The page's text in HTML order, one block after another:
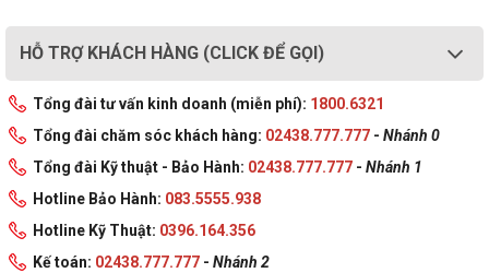
HỖ TRỢ KHÁCH HÀNG (CLICK ĐỂ GỌI)
Tổng đài tư vấn kinh doanh (miễn phí): 1800.6321
Tổng đài chăm sóc khách hàng: 02438.777.777 - Nhánh 0
Tổng đài Kỹ thuật - Bảo Hành: 02438.777.777 - Nhánh 1
Hotline Bảo Hành: 083.5555.938
Hotline Kỹ Thuật: 0396.164.356
Kế toán: 02438.777.777 - Nhánh 2